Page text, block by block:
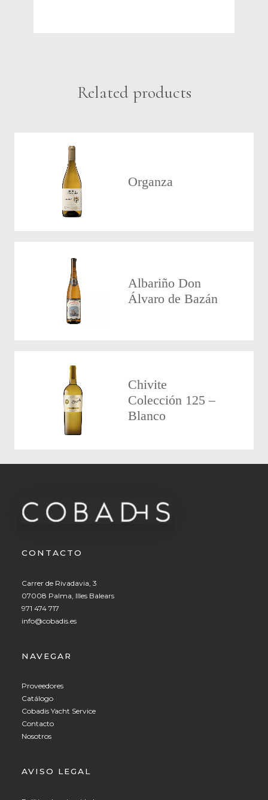
Related products
Organza
Albariño Don
Álvaro de Bazán
Chivite
Colección 125 –
Blanco
CONTACTO
Carrer de Rivadavia, 3
07008 Palma, Illes Balears
971 474 717
info@cobadis.es
NAVEGAR
Proveedores
Catálogo
Cobadis Yacht Service
Contacto
Nosotros
AVISO LEGAL